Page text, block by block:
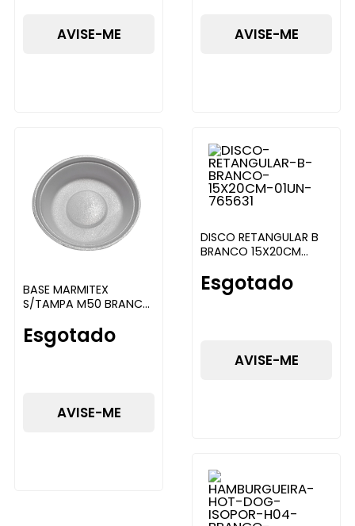
AVISE-ME AVISE-ME
BASE MARMITEX
S/TAMPA M50 BRANC
MULTIMARCAS
Esgotado
AVISE-ME
DISCO RETANGULAR B
BRANCO 15X20CM
Esgotado
AVISE-ME